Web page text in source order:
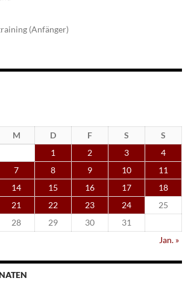
(Anfänger)
M D F S
S
1
2 3
4
7 8 9 10
11
14 15 16 17
18
21 22 23 24
25
28 29 30
31
Jan. »